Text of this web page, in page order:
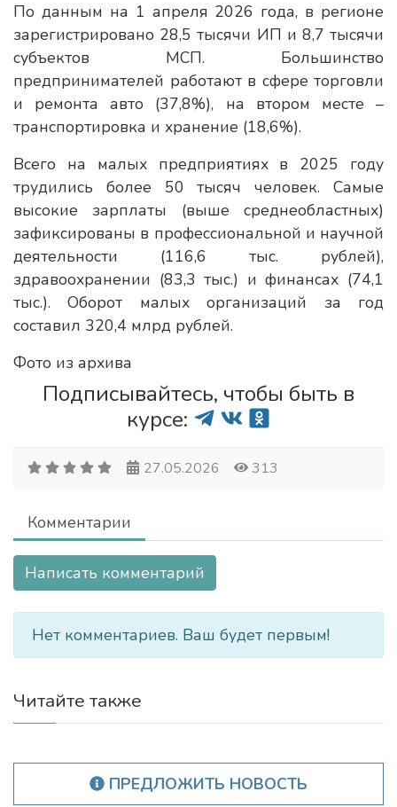
По данным на 1 апреля 2026 года, в регионе
зарегистрировано 28,5 тысячи ИП и 8,7 тысячи
субъектов МСП. Большинство
предпринимателей работают в сфере торговли
и ремонта авто (37,8%), на втором месте –
транспортировка и хранение (18,6%).
Всего на малых предприятиях в 2025 году
трудились более 50 тысяч человек. Самые
высокие зарплаты (выше среднеобластных)
зафиксированы в профессиональной и научной
деятельности (116,6 тыс. рублей),
здравоохранении (83,3 тыс.) и финансах (74,1
тыс.). Оборот малых организаций за год
составил 320,4 млрд рублей.
Фото из архива
Подписывайтесь, чтобы быть в
курсе:
27.05.2026 313
Комментарии
Написать комментарий
Нет комментариев. Ваш будет первым!
Читайте также
ПРЕДЛОЖИТЬ НОВОСТЬ